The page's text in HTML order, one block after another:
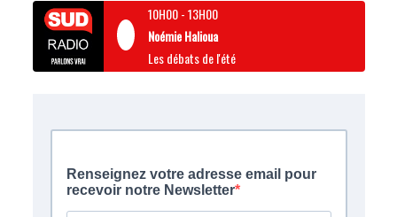
10H00-13H00
Noémie Halioua
Les débats de l'été